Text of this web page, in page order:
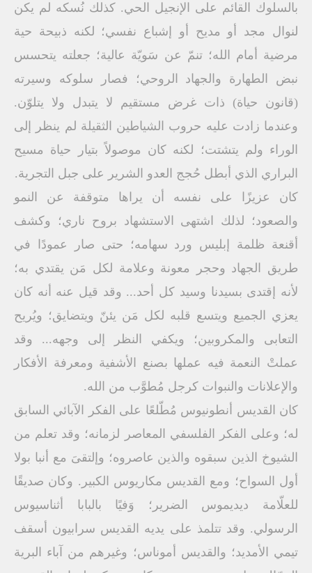
بالسلوك القائم على الإنجيل الحي. كذلك نُسكه لم يكن
لنوال مجد أو مديح أو إشباع نفسي؛ لكنه ذبيحة حية
مرضية أمام الله؛ تنمّ عن سَويّة عالية؛ جعلته يتحسس
نبض الطهارة والجهاد الروحي؛ فصار سلوكه وسيرته
(قانون حياة) ذات غرض مستقيم لا يتبدل ولا يتلوّن.
وعندما زادت عليه حروب الشياطين الثقيلة لم ينظر إلى
الوراء ولم يتشتت؛ لكنه كان موصولاً بتيار حياة مسيح
البراري الذي أبطل حُجج العدو الشرير على جبل التجرية.
كان عزيزًا على نفسه أن يراها متوقفة عن النمو
والصعود؛ لذلك اشتهى الاستشهاد بروح ناري؛ وكشف
أقنعة ظلمة إبليس ورد سهامه؛ حتى صار عمودًا في
طريق الجهاد وحجر معونة وعلامة لكل مَن يقتدي به؛
لأنه إقتدى بسيدنا وسيد كل أحد... وقد قيل عنه أنه كان
يعزي الجميع ويتسع قلبه لكل مَن يئنّ ويتضايق؛ ويُريح
التعابى والمكروبين؛ ويكفي النظر إلى وجهه... وقد
عملتْ النعمة فيه عملها بصنع الأشفية ومعرفة الأفكار
والإعلانات والنبوات كرجل مُطوَّب من الله.
كان القديس أنطونيوس مُطّلعًا على الفكر الآبائي السابق
له؛ وعلى الفكر الفلسفي المعاصر لزمانه؛ وقد تعلم من
الشيوخ الذين سبقوه والذين عاصروه؛ وإلتقىَ مع أنبا بولا
أول السواح؛ ومع القديس مكاريوس الكبير. وكان صديقًا
للعلّامة ديديموس الضرير؛ وَفيًا بالبابا أثناسيوس
الرسولي. وقد تتلمذ على يديه القديس سرابيون أسقف
تيمي الأمديد؛ والقديس أموناس؛ وغيرهم من آباء البرية